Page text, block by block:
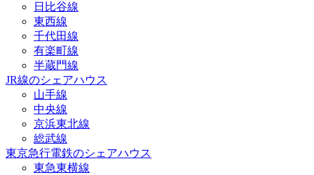
日比谷線
東西線
千代田線
有楽町線
半蔵門線
JR線のシェアハウス
山手線
中央線
京浜東北線
総武線
東京急行電鉄のシェアハウス
東急東横線